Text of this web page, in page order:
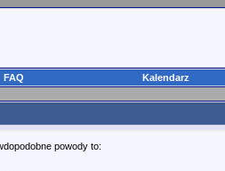
FAQ Kalendarz
powody to: